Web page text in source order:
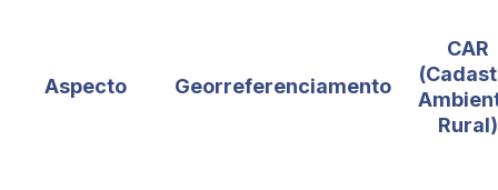
Aspecto Georreferenciamento
CAR
Rural)